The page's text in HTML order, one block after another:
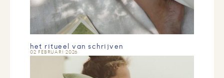
het ritueel van schrijven
02 FEBRUARI 2026